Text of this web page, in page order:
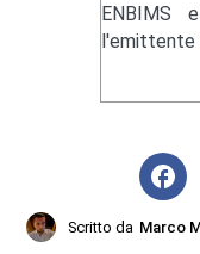
ENBIMS
l'emittente
Scritto da Marco